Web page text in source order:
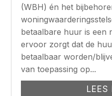
(WBH) én het
betaalbare huur is een
ervoor zorgt dat de
betaalbaar worden/
van toepassing op...
LEES